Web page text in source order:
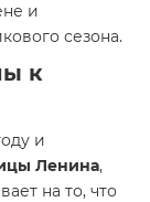
и
сезона.
к
и
Ленина,
на то, что